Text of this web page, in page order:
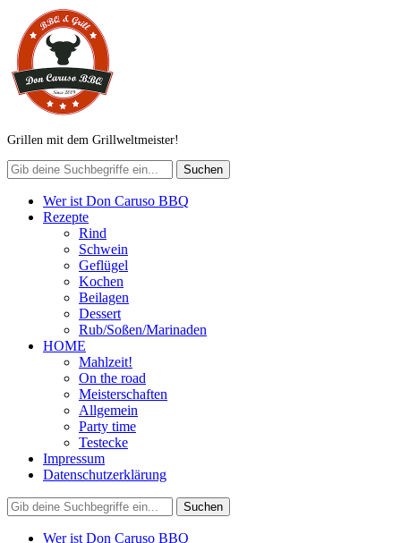
Grillen mit dem Grillweltmeister!
Wer ist Don Caruso BBQ
Rezepte
Rind
Schwein
Geflügel
Kochen
Beilagen
Dessert
Rub/Soßen/Marinaden
HOME
Mahlzeit!
On the road
Meisterschaften
Allgemein
Party time
Testecke
Impressum
Datenschutzerklärung
Wer ist Don Caruso BBQ